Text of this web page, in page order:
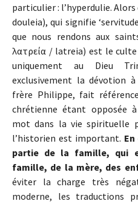
particulier : l’hyperdulie. Alors
douleia), qui signifie
que nous rendons aux
λατρεία / latreia) est le
uniquement au Dieu
exclusivement la dévotion
frère Philippe, fait
chrétienne étant opposée
mot dans la vie spirituelle
l’historien est important.
partie de la famille, qui
famille, de la mère, des
éviter la charge très
moderne, les traductions